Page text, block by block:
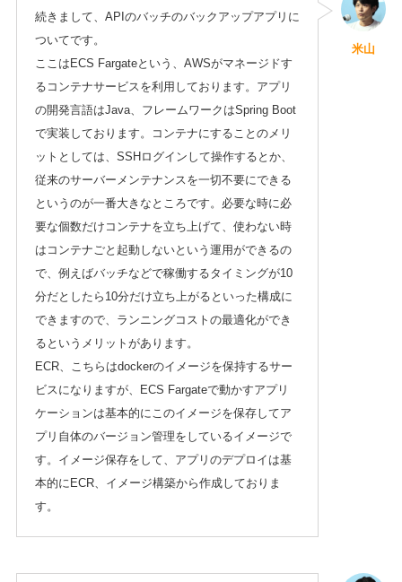
続きまして、APIのバッチのバックアップアプリに
ついてです。
ここはECS Fargateという、AWSがマネージドす
るコンテナサービスを利用しております。アプリ
の開発言語はJava、フレームワークはSpring Boot
で実装しております。コンテナにすることのメリ
ットとしては、SSHログインして操作するとか、
従来のサーバーメンテナンスを一切不要にできる
というのが一番大きなところです。必要な時に必
要な個数だけコンテナを立ち上げて、使わない時
はコンテナごと起動しないという運用ができるの
で、例えばバッチなどで稼働するタイミングが10
分だとしたら10分だけ立ち上がるといった構成に
できますので、ランニングコストの最適化ができ
るというメリットがあります。
ECR、こちらはdockerのイメージを保持するサー
ビスになりますが、ECS Fargateで動かすアプリ
ケーションは基本的にこのイメージを保存してア
プリ自体のバージョン管理をしているイメージで
す。イメージ保存をして、アプリのデプロイは基
本的にECR、イメージ構築から作成しておりま
す。
米山